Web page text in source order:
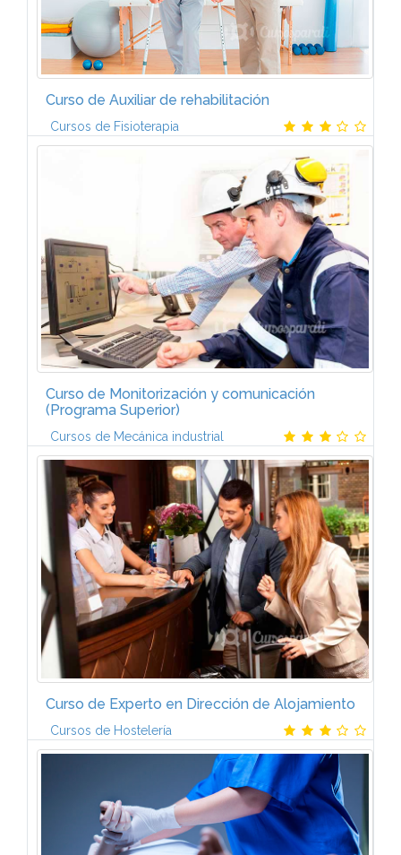
Curso de Auxiliar de rehabilitación
Cursos de Fisioterapia
Unidad 1. Conceptos básicos de Fisioterapia y
Patologías del aparato locomotor Conceptos
básicos de la Fisioterapia Patología traumática
Curso de Monitorización y comunicación
(Programa Superior)
Cursos de Mecánica industrial
El curso está formado por 3 módulos:AUTÓMATAS
PROGRAMABLES I (6 ECTS)Introducción a la
automatización. Elementos de un sistema
automatizado. Estructura del autómata...
Curso de Experto en Dirección de Alojamiento
Cursos de Hostelería
PresentaciónUna de la actividad más productiva para
el establecimiento hotelero es la que corresponde al
hospedaje. Aunque la presencia de un cliente
interesa directa o...